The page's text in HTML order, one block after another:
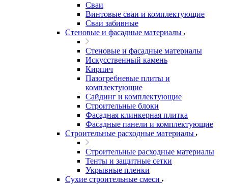
Сваи
Винтовые сваи и комплектующие
Сваи забивные
Стеновые и фасадные материалы
Стеновые и фасадные материалы
Искусственный камень
Кирпич
Пазогребневые плиты и
комплектующие
Сайдинг и комплектующие
Строительные блоки
Фасадная клинкерная плитка
Фасадные панели и комплектующие
Строительные расходные материалы
Строительные расходные материалы
Тенты и защитные сетки
Укрывные пленки
Сухие строительные смеси